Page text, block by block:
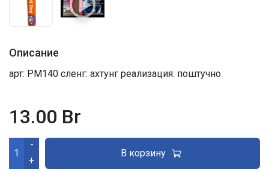
Описание
арт: PM140 сленг: ахтунг реализация: поштучно
13.00 Br
-
+
В корзину